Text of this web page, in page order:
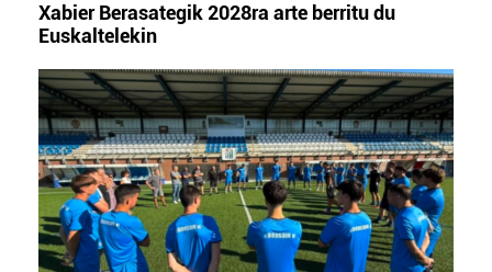
Xabier Berasategik 2028ra arte berritu du
Euskaltelekin